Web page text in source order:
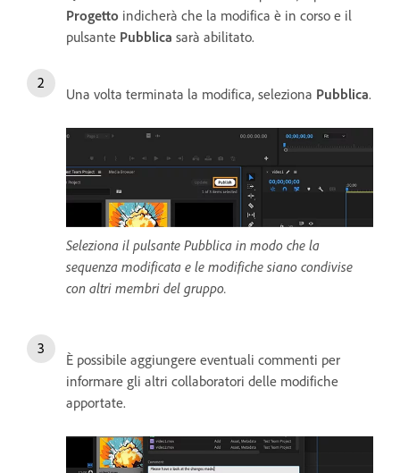
Progetto indicherà che la modifica è in corso e il
pulsante Pubblica sarà abilitato.
Una volta terminata la modifica, seleziona Pubblica.
Seleziona il pulsante Pubblica in modo che la
sequenza modificata e le modifiche siano condivise
con altri membri del gruppo.
È possibile aggiungere eventuali commenti per
informare gli altri collaboratori delle modifiche
apportate.